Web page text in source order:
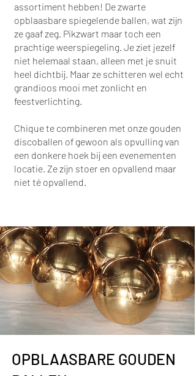
assortiment hebben! De zwarte
opblaasbare spiegelende ballen, wat zijn
ze gaaf zeg. Pikzwart maar toch een
prachtige weerspiegeling. Je ziet jezelf
niet helemaal staan, alleen met je snuit
heel dichtbij. Maar ze schitteren wel echt
grandioos mooi met zonlicht en
feestverlichting.
Chique te combineren met onze gouden
discoballen of gewoon als opvulling van
een donkere hoek bij een evenementen
locatie. Ze zijn stoer en opvallend maar
niet té opvallend.
OPBLAASBARE GOUDEN